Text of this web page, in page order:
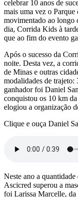
celebrar 10 anos de
mais uma vez o
movimentado ao longo
dia, Corrida Kids à
que ao fim do evento
Após o sucesso da
noite. Desta vez, a
de Minas e outras
modalidades de
ganhador foi Daniel
conquistou os 10 km
elogiou a organização
Clique e ouça Daniel
Neste ano a
Ascicred superou a
foi Larissa Marcelle, da